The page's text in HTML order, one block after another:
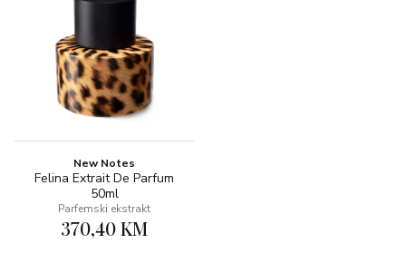
New Notes
Felina Extrait De Parfum
50ml
Parfemski ekstrakt
370,40 KM